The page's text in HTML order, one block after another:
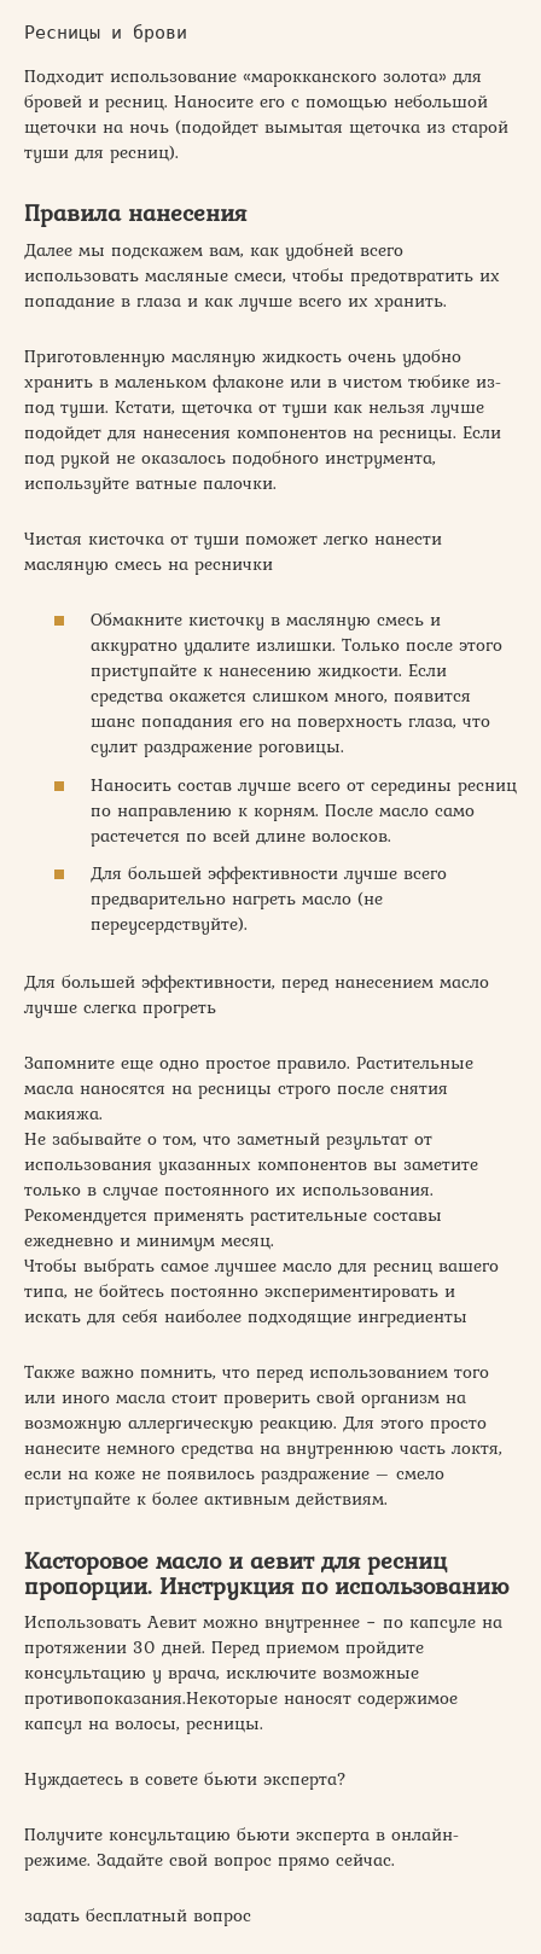
Ресницы и брови
Подходит использование «марокканского золота» для
бровей и ресниц. Наносите его с помощью небольшой
щеточки на ночь (подойдет вымытая щеточка из старой
туши для ресниц).
Правила нанесения
Далее мы подскажем вам, как удобней всего
использовать масляные смеси, чтобы предотвратить их
попадание в глаза и как лучше всего их хранить.
Приготовленную масляную жидкость очень удобно
хранить в маленьком флаконе или в чистом тюбике из-
под туши. Кстати, щеточка от туши как нельзя лучше
подойдет для нанесения компонентов на ресницы. Если
под рукой не оказалось подобного инструмента,
используйте ватные палочки.
Чистая кисточка от туши поможет легко нанести
масляную смесь на реснички
Обмакните кисточку в масляную смесь и
аккуратно удалите излишки. Только после этого
приступайте к нанесению жидкости. Если
средства окажется слишком много, появится
шанс попадания его на поверхность глаза, что
сулит раздражение роговицы.
Наносить состав лучше всего от середины ресниц
по направлению к корням. После масло само
растечется по всей длине волосков.
Для большей эффективности лучше всего
предварительно нагреть масло (не
переусердствуйте).
Для большей эффективности, перед нанесением масло
лучше слегка прогреть
Запомните еще одно простое правило. Растительные
масла наносятся на ресницы строго после снятия
макияжа.
Не забывайте о том, что заметный результат от
использования указанных компонентов вы заметите
только в случае постоянного их использования.
Рекомендуется применять растительные составы
ежедневно и минимум месяц.
Чтобы выбрать самое лучшее масло для ресниц вашего
типа, не бойтесь постоянно экспериментировать и
искать для себя наиболее подходящие ингредиенты
Также важно помнить, что перед использованием того
или иного масла стоит проверить свой организм на
возможную аллергическую реакцию. Для этого просто
нанесите немного средства на внутреннюю часть локтя,
если на коже не появилось раздражение – смело
приступайте к более активным действиям.
Касторовое масло и аевит для ресниц
пропорции. Инструкция по использованию
Использовать Аевит можно внутреннее − по капсуле на
протяжении 30 дней. Перед приемом пройдите
консультацию у врача, исключите возможные
противопоказания.Некоторые наносят содержимое
капсул на волосы, ресницы.
Нуждаетесь в совете бьюти эксперта?
Получите консультацию бьюти эксперта в онлайн-
режиме. Задайте свой вопрос прямо сейчас.
задать бесплатный вопрос